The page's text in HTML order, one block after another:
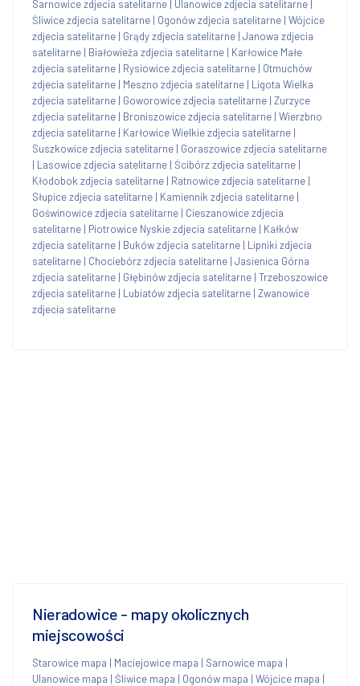
Sarnowice zdjecia satelitarne Ulanowice zdjecia satelitarne
Śliwice zdjecia satelitarne | Ogonów zdjecia satelitarne | Wójcice
zdjecia satelitarne | Grądy zdjecia satelitarne | Janowa zdjecia
satelitarne | Białowieża zdjecia satelitarne | Karłowice Małe
zdjecia satelitarne | Rysiowice zdjecia satelitarne | Otmuchów
zdjecia satelitarne | Meszno zdjecia satelitarne | Ligota Wielka
zdjecia satelitarne | Goworowice zdjecia satelitarne | Zurzyce
zdjecia satelitarne | Broniszowice zdjecia satelitarne | Wierzbno
zdjecia satelitarne | Karłowice Wielkie zdjecia satelitarne |
Suszkowice zdjecia satelitarne | Goraszowice zdjecia satelitarne
| Lasowice zdjecia satelitarne | Ścibórz zdjecia satelitarne |
Kłodobok zdjecia satelitarne | Ratnowice zdjecia satelitarne |
Słupice zdjecia satelitarne | Kamiennik zdjecia satelitarne |
Goświnowice zdjecia satelitarne | Cieszanowice zdjecia
satelitarne | Piotrowice Nyskie zdjecia satelitarne | Kałków
zdjecia satelitarne | Buków zdjecia satelitarne | Lipniki zdjecia
satelitarne | Chociebórz zdjecia satelitarne | Jasienica Górna
zdjecia satelitarne | Głębinów zdjecia satelitarne | Trzeboszowice
zdjecia satelitarne | Lubiatów zdjecia satelitarne | Zwanowice
zdjecia satelitarne
Nieradowice - mapy okolicznych
miejscowości
Starowice mapa | Maciejowice mapa | Sarnowice mapa |
Ulanowice mapa | Śliwice mapa | Ogonów mapa | Wójcice mapa |